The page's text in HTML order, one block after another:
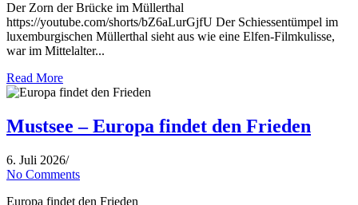
Der Zorn der Brücke im Müllerthal
https://youtube.com/shorts/bZ6aLurGjfU Der Schiessentümpel im
luxemburgischen Müllerthal sieht aus wie eine Elfen-Filmkulisse,
war im Mittelalter...
Read More
Mustsee – Europa findet den Frieden
6. Juli 2026/
No Comments
Europa findet den Frieden